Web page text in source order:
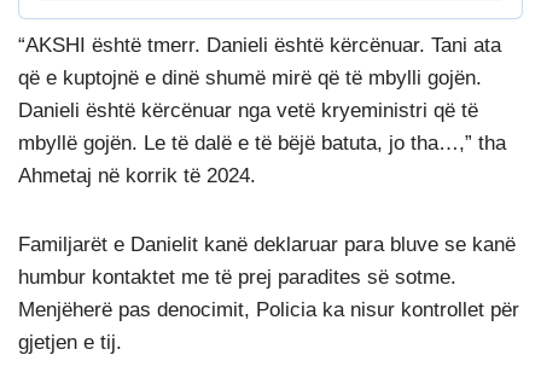
“AKSHI është tmerr. Danieli është kërcënuar. Tani ata
që e kuptojnë e dinë shumë mirë që të mbylli gojën.
Danieli është kërcënuar nga vetë kryeministri që të
mbyllë gojën. Le të dalë e të bëjë batuta, jo tha…,” tha
Ahmetaj në korrik të 2024.
Familjarët e Danielit kanë deklaruar para bluve se kanë
humbur kontaktet me të prej paradites së sotme.
Menjëherë pas denocimit, Policia ka nisur kontrollet për
gjetjen e tij.